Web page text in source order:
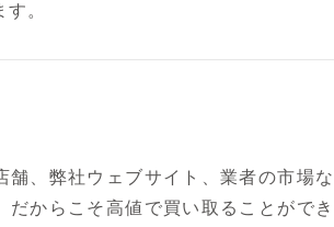
。
、弊社ウェブサイト、業者の市場な
からこそ高値で買い取ることができ